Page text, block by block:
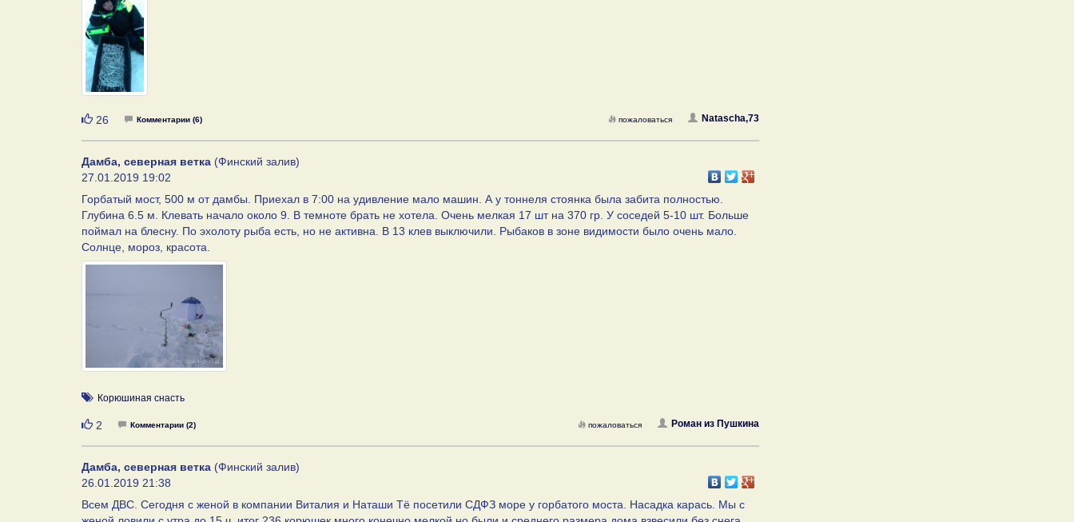
Нравится
26 Комментарии (6) Natascha,73
пожаловаться
Дамба, северная ветка (Финский залив)
27.01.2019 19:02
Горбатый мост, 500 м от дамбы. Приехал в 7:00 на удивление мало машин. А у тоннеля стоянка была забита полностью.
Глубина 6.5 м. Клевать начало около 9. В темноте брать не хотела. Очень мелкая 17 шт на 370 гр. У соседей 5-10 шт. Больше
поймал на блесну. По эхолоту рыба есть, но не активна. В 13 клев выключили. Рыбаков в зоне видимости было очень мало.
Солнце, мороз, красота.
Корюшиная снасть
Нравится
2 Комментарии (2) Роман из Пушкина
пожаловаться
Дамба, северная ветка (Финский залив)
26.01.2019 21:38
Всем ДВС. Сегодня с женой в компании Виталия и Наташи Тё посетили СДФЗ море у горбатого моста. Насадка карась. Мы с